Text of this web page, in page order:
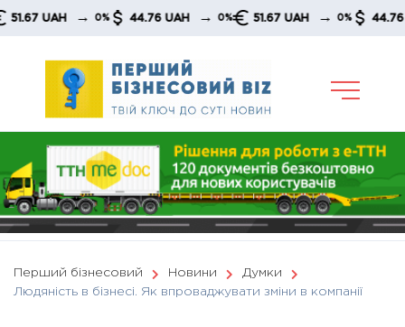
Skip
→ 0% 44.76 UAH → 0% 51.67 UAH → 0% 44.76 UAH
Перший бізнесовий Новини
Думки
Людяність в бізнесі. Як впроваджувати зміни в компанії